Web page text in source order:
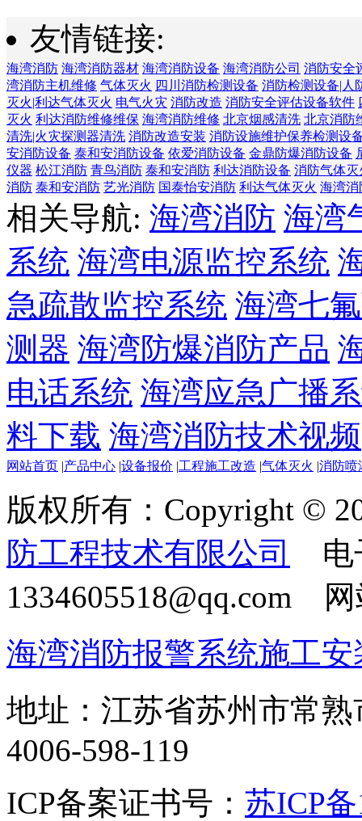
友情链接:
海湾消防 海湾消防器材 海湾消防设备 海湾消防公司 消防安全
湾消防主机维修 气体灭火 四川消防检测设备 消防检测设备|人
灭火|利达气体灭火 电气火灾 消防改造 消防安全评估设备软件
灭火 利达消防维修维保 海湾消防维修 北京烟感清洗 北京消防
清洗|火灾探测器清洗 消防改造安装 消防设施维护保养检测设
安消防设备 泰和安消防设备 依爱消防设备 金鼎防爆消防设备
仪器 松江消防 青鸟消防 泰和安消防 利达消防设备 消防气体灭
消防 泰和安消防 艺光消防 国泰怡安消防 利达气体灭火 海湾消
相关导航: 海湾消防 海湾
系统 海湾电源监控系统
急疏散监控系统 海湾七
测器 海湾防爆消防产品
电话系统 海湾应急广播
料下载 海湾消防技术视频
网站首页 |产品中心 |设备报价 |工程施工改造 |气体灭火 |消防喷
版权所有：Copyright ©
防工程技术有限公司
电
1334605518@qq.com
海湾消防报警系统施工
地址：江苏省苏州市常
4006-598-119
ICP备案证书号： 苏ICP